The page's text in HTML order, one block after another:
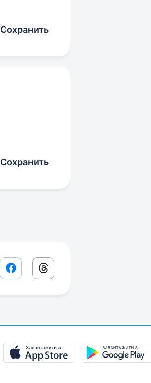
Сохранить
Сохранить
Facebook share link
Threads share link